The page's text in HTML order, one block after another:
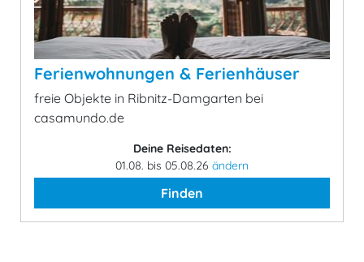
Ferienwohnungen & Ferienhäuser
freie Objekte in Ribnitz-Damgarten bei
casamundo.de
Deine Reisedaten:
01.08. bis 05.08.26 ändern
Finden